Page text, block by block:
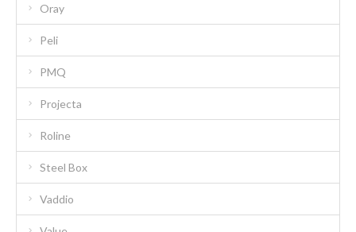
Oray
Peli
PMQ
Projecta
Roline
Steel Box
Vaddio